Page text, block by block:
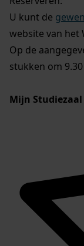
U kunt de
website van het
Op de
stukken om
Mijn Studiezaal